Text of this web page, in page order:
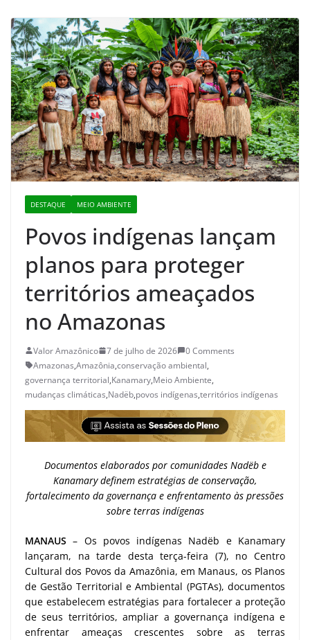
DESTAQUE MEIO AMBIENTE
Povos indígenas lançam
planos para proteger
territórios ameaçados
no Amazonas
Valor Amazônico 7 de julho de 2026
0 Comments
Amazonas,Amazônia,conservação ambiental,
governança territorial,Kanamary,Meio Ambiente,
mudanças climáticas,Nadëb,povos indígenas,territórios indígenas
Documentos elaborados por comunidades Nadëb e
Kanamary definem estratégias de conservação,
fortalecimento da governança e enfrentamento às pressões
sobre terras indígenas
MANAUS – Os povos indígenas Nadëb e Kanamary
lançaram, na tarde desta terça-feira (7), no Centro
Cultural dos Povos da Amazônia, em Manaus, os Planos
de Gestão Territorial e Ambiental (PGTAs), documentos
que estabelecem estratégias para fortalecer a proteção
de seus territórios, ampliar a governança indígena e
enfrentar ameaças crescentes sobre as terras